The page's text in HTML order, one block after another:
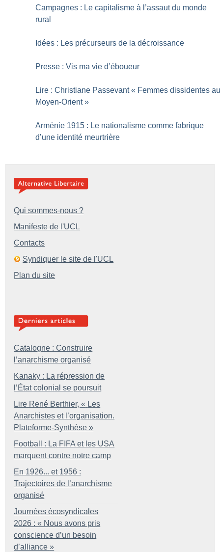
Campagnes : Le capitalisme à l’assaut du monde
rural
Idées : Les précurseurs de la décroissance
Presse : Vis ma vie d’éboueur
Lire : Christiane Passevant « Femmes dissidentes
Moyen-Orient »
Arménie 1915 : Le nationalisme comme fabrique
d’une identité meurtrière
Qui sommes-nous ?
Manifeste de l'UCL
Contacts
Syndiquer le site de l'UCL
Plan du site
Catalogne : Construire
l’anarchisme organisé
Kanaky : La répression de
l’État colonial se poursuit
Lire René Berthier, « Les
Anarchistes et l’organisation.
Plateforme-Synthèse »
Football : La FIFA et les USA
marquent contre notre camp
En 1926... et 1956 :
Trajectoires de l’anarchisme
organisé
Journées écosyndicales
2026 : « Nous avons pris
conscience d’un besoin
d’alliance »